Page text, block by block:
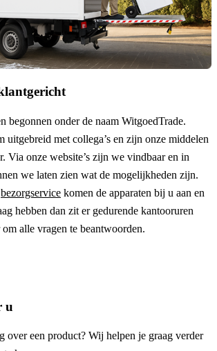
begonnen onder de naam WitgoedTrade.
uitgebreid met collega’s en zijn onze middelen
Via onze website’s zijn we vindbaar en in
we laten zien wat de mogelijkheden zijn.
bezorgservice komen de apparaten bij u aan en
hebben dan zit er gedurende kantooruren
alle vragen te beantwoorden.
u
over een product? Wij helpen je graag verder